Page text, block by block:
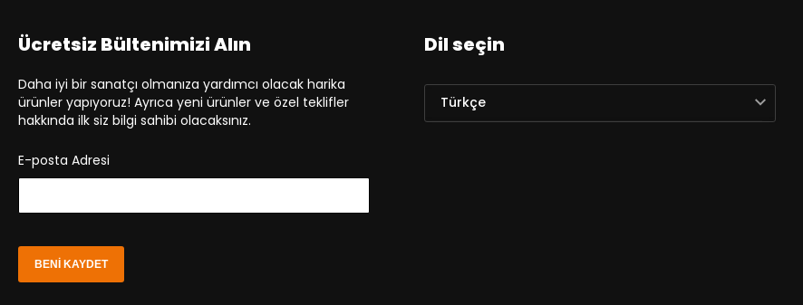
Ücretsiz Bültenimizi Alın
Daha iyi bir sanatçı olmanıza yardımcı olacak harika
ürünler yapıyoruz! Ayrıca yeni ürünler ve özel teklifler
hakkında ilk siz bilgi sahibi olacaksınız.
E-posta Adresi
BENI KAYDET
Dil seçin
Türkçe